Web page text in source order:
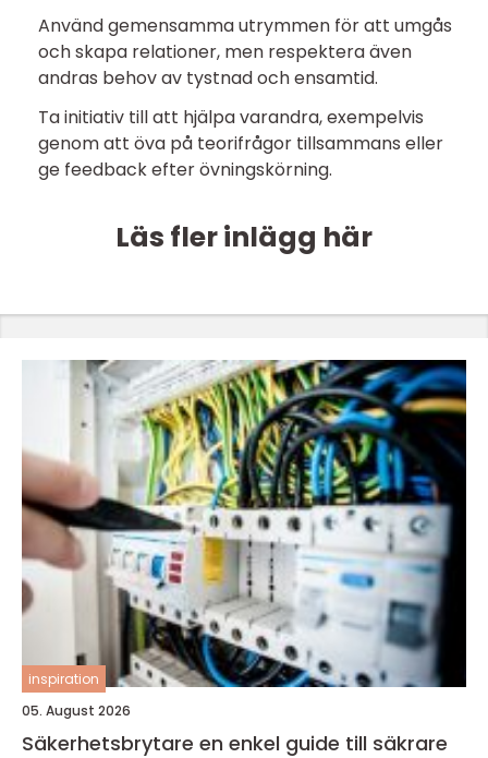
Använd gemensamma utrymmen för att umgås
och skapa relationer, men respektera även
andras behov av tystnad och ensamtid.
Ta initiativ till att hjälpa varandra, exempelvis
genom att öva på teorifrågor tillsammans eller
ge feedback efter övningskörning.
Läs fler inlägg här
inspiration
05. August 2026
Säkerhetsbrytare en enkel guide till säkrare